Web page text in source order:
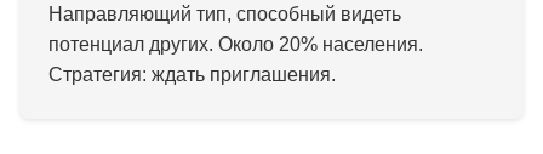
Направляющий тип, способный видеть
потенциал других. Около 20% населения.
Стратегия: ждать приглашения.